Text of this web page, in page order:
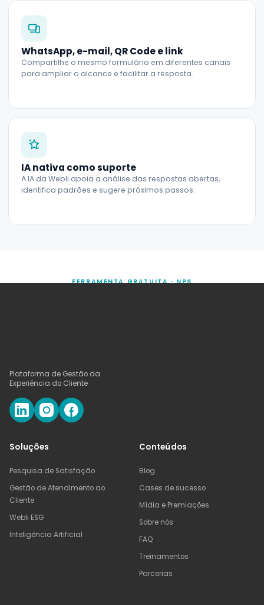
WhatsApp, e-mail, QR Code e link
Compartilhe o mesmo formulário em diferentes canais
para ampliar o alcance e facilitar a resposta.
IA nativa como suporte
A IA da Webli apoia a análise das respostas abertas,
identifica padrões e sugere próximos passos.
FERRAMENTA GRATUITA · NPS
Promotoresnotas 9 e 10
Detratores
Calcular NPS →
Plataforma de Gestão da
Experiência do Cliente
Soluções
Pesquisa de Satisfação
Gestão de Atendimento ao
Cliente
Webli ESG
Inteligência Artificial
Conteúdos
Blog
Cases de sucesso
Mídia e Premiações
Sobre nós
FAQ
Treinamentos
Parcerias